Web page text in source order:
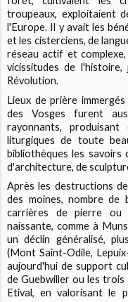
troupeaux, exploitaient
l'Europe. Il y avait les
et les cisterciens, de
réseau actif et
vicissitudes de
Révolution.
Lieux de prière
des Vosges furent
rayonnants,
liturgiques de toute
bibliothèques les
d'architecture, de
Après les destructions
des moines, nombre de
carrières de pierre ou
naissante, comme à
un déclin généralisé,
(Mont Saint-Odile,
aujourd'hui de support
de Guebwiller ou les
Etival, en valorisant le